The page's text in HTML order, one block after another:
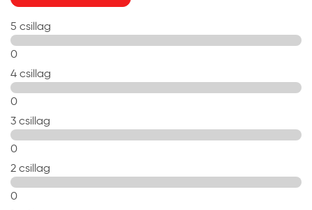
5 csillag
0
4 csillag
0
3 csillag
0
2 csillag
0